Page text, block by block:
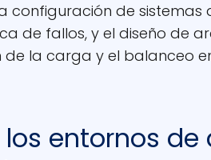
configuración de sistemas
de fallos, y el diseño de
la carga y el balanceo
entornos de